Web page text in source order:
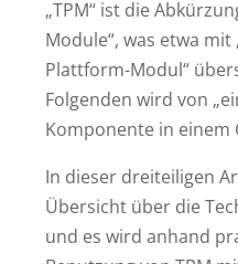
„TPM“ ist die
Module“, was etwa
Plattform-Modul“
Folgenden wird von
Komponente in einem
In dieser dreiteiligen
Übersicht über die
und es wird anhand